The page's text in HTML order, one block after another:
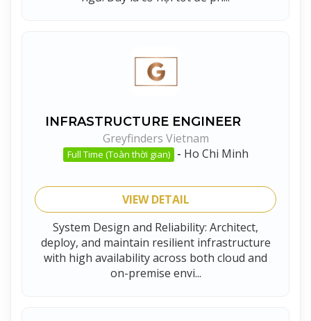
INFRASTRUCTURE ENGINEER
Greyfinders Vietnam
Full Time (Toàn thời gian) - Ho Chi Minh
VIEW DETAIL
System Design and Reliability: Architect,
deploy, and maintain resilient infrastructure
with high availability across both cloud and
on-premise envi...